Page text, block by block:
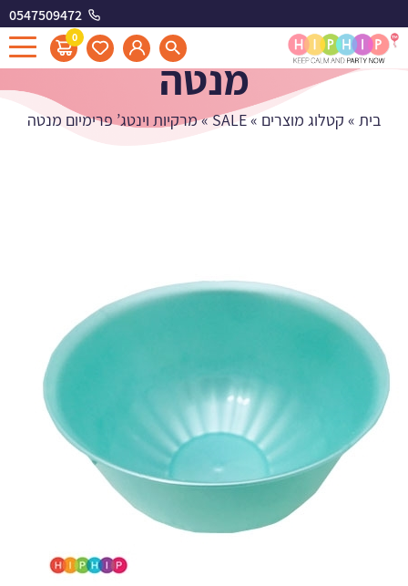
0547509472
0
מרקיות וינטג' פרימיום
מנטה
בית » קטלוג מוצרים »
SALE
»מרקיות וינטג’ פרימיום מנטה